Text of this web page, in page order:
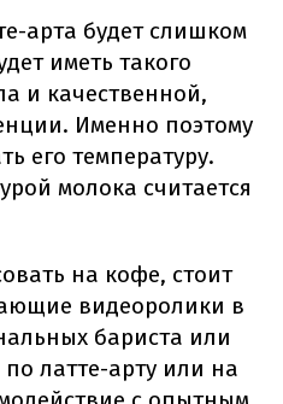
арта будет слишком
иметь такого
и качественной,
Именно поэтому
его температуру.
молока считается
на кофе, стоит
видеоролики в
бариста или
латте-арту или на